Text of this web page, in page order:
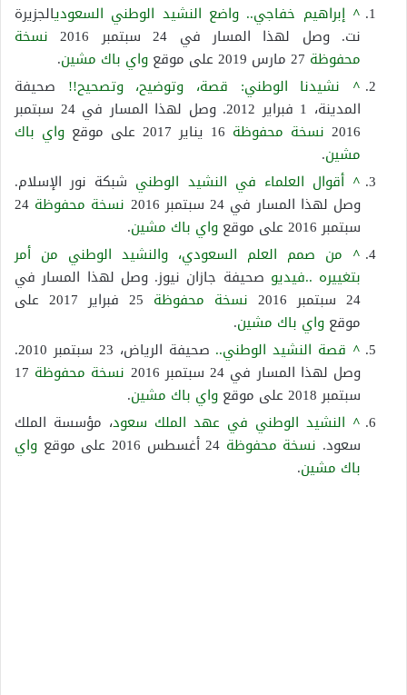
^ إبراهيم خفاجي.. واضع النشيد الوطني السعوديالجزيرة
نت. وصل لهذا المسار في 24 سبتمبر 2016
نسخة
محفوظة
واي باك مشين.
^ نشيدنا الوطني: قصة، وتوضيح، وتصحيح!! صحيفة
المدينة، 1 فبراير 2012. وصل لهذا المسار في 24 سبتمبر
2016 نسخة محفوظة
واي باك
مشين.
^ أقوال العلماء في النشيد الوطني شبكة نور الإسلام.
وصل لهذا المسار في 24 سبتمبر 2016
نسخة محفوظة 24
سبتمبر 2016 على موقع
واي باك مشين.
^ من صمم العلم السعودي، والنشيد الوطني من أمر
بتغييره ..فيديو صحيفة جازان نيوز. وصل لهذا المسار في
24 سبتمبر 2016
نسخة محفوظة
25 فبراير 2017 على
موقع واي باك مشين.
^ قصة النشيد الوطني..
صحيفة الرياض، 23 سبتمبر 2010.
وصل لهذا المسار في 24 سبتمبر 2016
نسخة محفوظة 17
سبتمبر 2018 على موقع
واي باك مشين.
^ النشيد الوطني في عهد الملك سعود، مؤسسة الملك
سعود. نسخة محفوظة
واي
باك مشين.